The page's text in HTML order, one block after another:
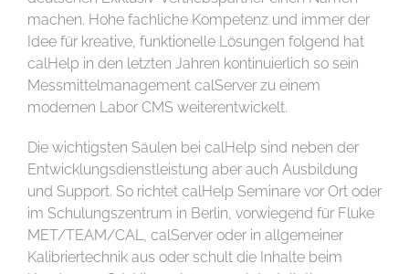
machen. Hohe fachliche Kompetenz und immer der
Idee für kreative, funktionelle Lösungen folgend hat
calHelp in den letzten Jahren kontinuierlich so sein
Messmittelmanagement calServer zu einem
modernen Labor CMS weiterentwickelt.
Die wichtigsten Säulen bei calHelp sind neben der
Entwicklungsdienstleistung aber auch Ausbildung
und Support. So richtet calHelp Seminare vor Ort oder
im Schulungszentrum in Berlin, vorwiegend für Fluke
MET/TEAM/CAL, calServer oder in allgemeiner
Kalibriertechnik aus oder schult die Inhalte beim